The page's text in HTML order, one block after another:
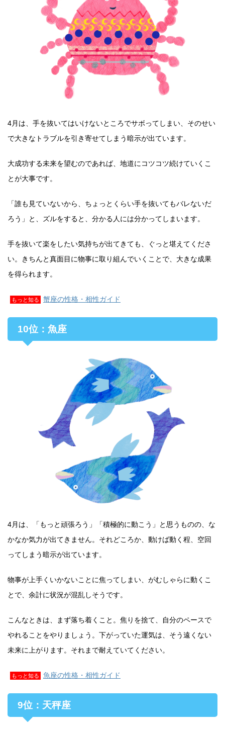
4月は、手を抜いてはいけないところでサボってしまい、そのせい
で大きなトラブルを引き寄せてしまう暗示が出ています。
大成功する未来を望むのであれば、地道にコツコツ続けていくこ
とが大事です。
「誰も見ていないから、ちょっとくらい手を抜いてもバレないだ
ろう」と、ズルをすると、分かる人には分かってしまいます。
手を抜いて楽をしたい気持ちが出てきても、ぐっと堪えてくださ
い。きちんと真面目に物事に取り組んでいくことで、大きな成果
を得られます。
もっと知る 蟹座の性格・相性ガイド
10位：魚座
4月は、「もっと頑張ろう」「積極的に動こう」と思うものの、な
かなか気力が出てきません。それどころか、動けば動く程、空回
ってしまう暗示が出ています。
物事が上手くいかないことに焦ってしまい、がむしゃらに動くこ
とで、余計に状況が混乱しそうです。
こんなときは、まず落ち着くこと。焦りを捨て、自分のペースで
やれることをやりましょう。下がっていた運気は、そう遠くない
未来に上がります。それまで耐えていてください。
もっと知る 魚座の性格・相性ガイド
9位：天秤座